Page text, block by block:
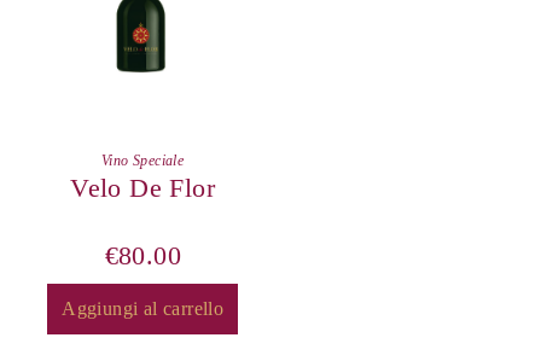
Vino Speciale
Velo De Flor
€80.00
Aggiungi al carrello